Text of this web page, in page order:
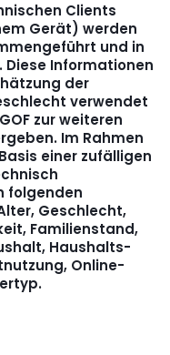
Clients
Gerät) werden
und in
Informationen
der
verwendet
zur weiteren
Im Rahmen
einer zufälligen
folgenden
Geschlecht,
Familienstand,
Haushalts-
Online-